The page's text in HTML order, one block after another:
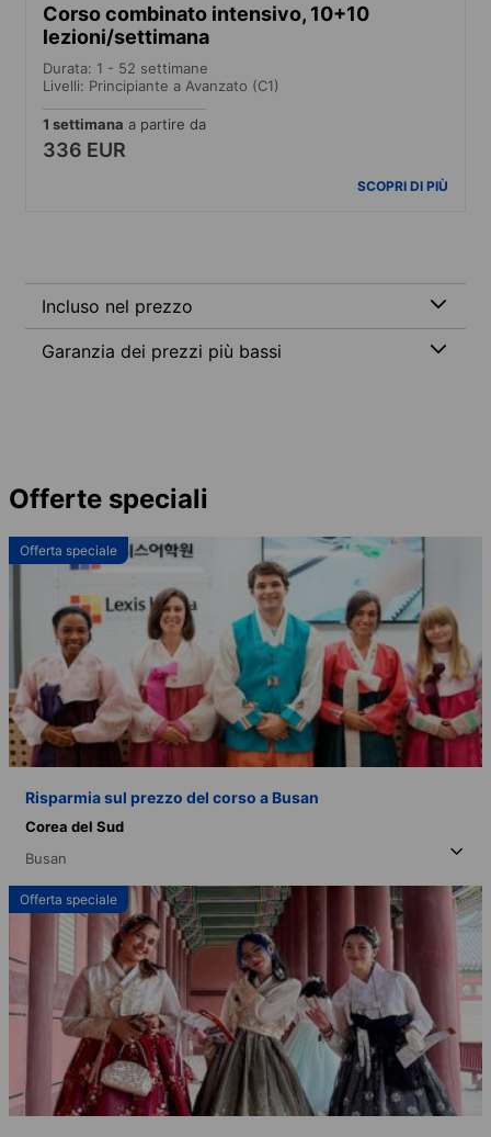
Corso combinato intensivo, 10+10
lezioni/settimana
Durata: 1 - 52 settimane
Livelli: Principiante a Avanzato (C1)
1 settimana a partire da
336 EUR
SCOPRI DI PIÙ
Incluso nel prezzo
Garanzia dei prezzi più bassi
Offerte speciali
Offerta speciale
Risparmia sul prezzo del corso a Busan
Corea del Sud
Busan
Offerta speciale